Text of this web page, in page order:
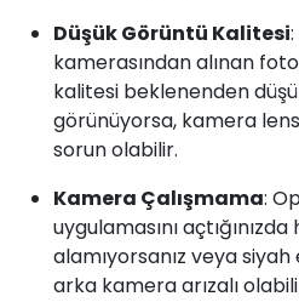
Düşük Görüntü Kalitesi
kamerasından alınan
kalitesi beklenenden
görünüyorsa, kamera
sorun olabilir.
Kamera Çalışmama:
uygulamasını
alamıyorsanız veya
arka kamera arızalı